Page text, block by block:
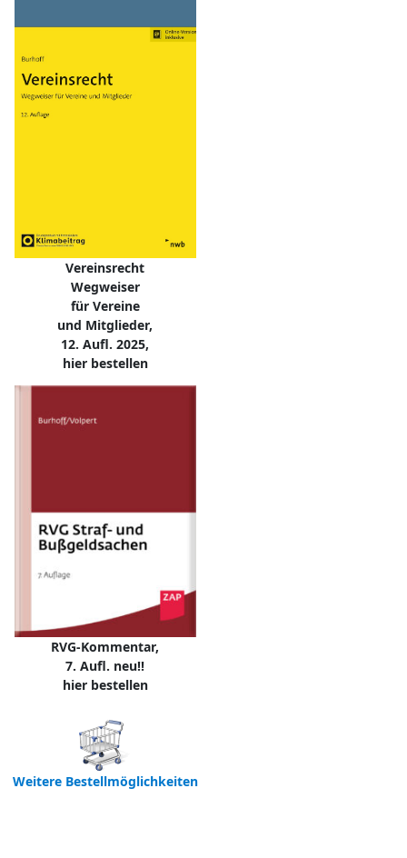
Vereinsrecht
Wegweiser
für Vereine
und Mitglieder,
12. Aufl. 2025,
hier bestellen
RVG-Kommentar,
7. Aufl. neu!!
hier bestellen
Weitere Bestellmöglichkeiten